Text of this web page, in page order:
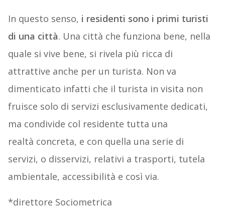
In questo senso, i residenti sono i primi turisti
di una città. Una città che funziona bene, nella
quale si vive bene, si rivela più ricca di
attrattive anche per un turista. Non va
dimenticato infatti che il turista in visita non
fruisce solo di servizi esclusivamente dedicati,
ma condivide col residente tutta una
realtà concreta, e con quella una serie di
servizi, o disservizi, relativi a trasporti, tutela
ambientale, accessibilità e così via.
*direttore Sociometrica